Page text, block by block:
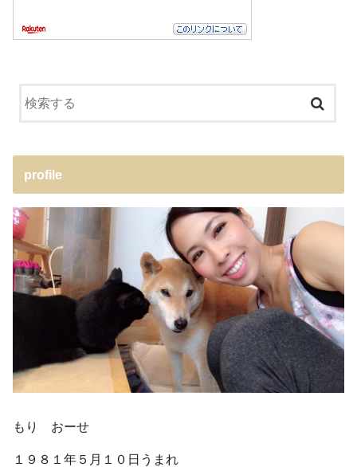
profile
もり おーせ
１９８１年５月１０日うまれ